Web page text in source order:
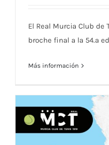
El Real Murcia Club de
broche final a la 54.ª
Más información